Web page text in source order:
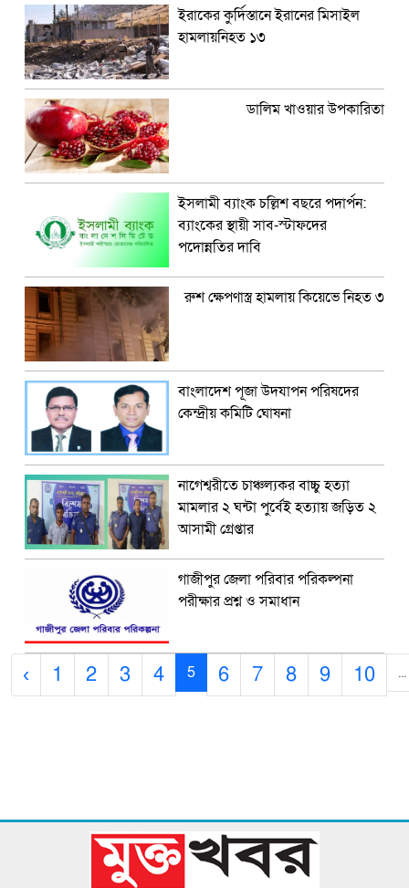
ইরাকের কুর্দিস্তানে ইরানের মিসাইল
হামলায়নিহত ১৩
ডালিম খাওয়ার উপকারিতা
ইসলামী ব্যাংক চল্লিশ বছরে পদার্পন:
ব্যাংকের স্থায়ী সাব-স্টাফদের
পদোন্নতির দাবি
রুশ ক্ষেপণাস্ত্র হামলায় কিয়েভে নিহত ৩
বাংলাদেশ পূজা উদযাপন পরিষদের
কেন্দ্রীয় কমিটি ঘোষনা
নাগেশ্বরীতে চাঞ্চল্যকর বাচ্চু হত্যা
মামলার ২ ঘন্টা পুর্বেই হত্যায় জড়িত ২
আসামী গ্রেপ্তার
গাজীপুর জেলা পরিবার পরিকল্পনা
পরীক্ষার প্রশ্ন ও সমাধান
‹ 1 2 3 4 5 6 7 8 9 10 ...